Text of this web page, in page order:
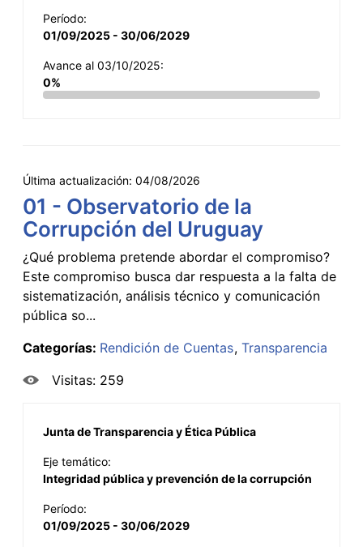
Período:
01/09/2025 - 30/06/2029
Avance al 03/10/2025:
0%
Última actualización: 04/08/2026
01 - Observatorio de la
Corrupción del Uruguay
¿Qué problema pretende abordar el compromiso?
Este compromiso busca dar respuesta a la falta de
sistematización, análisis técnico y comunicación
pública so...
Categorías: Rendición de Cuentas Transparencia
Visitas: 259
Junta de Transparencia y Ética Pública
Eje temático:
Integridad pública y prevención de la corrupción
Período:
01/09/2025 - 30/06/2029